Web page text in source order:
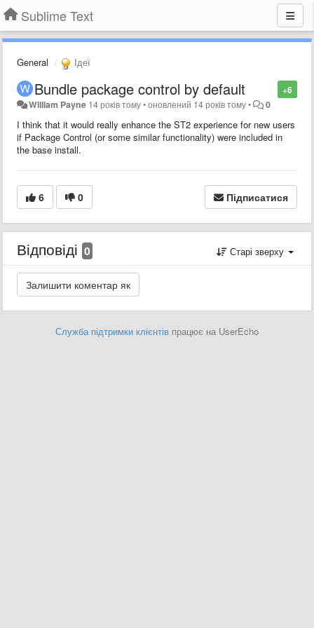
Sublime Text
General Ідеї
+6
Bundle package control by default
William Payne 14 років тому•оновлений 14 років тому• 0
I think that it would really enhance the ST2 experience for new users
if Package Control (or some similar functionality) were included in
the base install.
6 0 Підписатися
Відповіді 0 Старі зверху
Служба підтримки клієнтів працює на UserEcho